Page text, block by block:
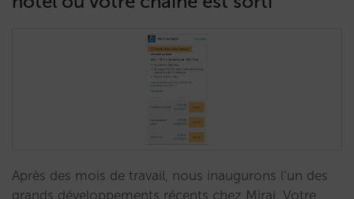
Après des mois de travail, nous inaugurons l’un des
grands développements récents chez Mirai. Votre